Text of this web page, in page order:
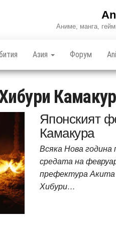
Аниме, манга,
Азия Форум
Японският
Камакура
Всяка Нова година
средата на
префектура
Хибури…